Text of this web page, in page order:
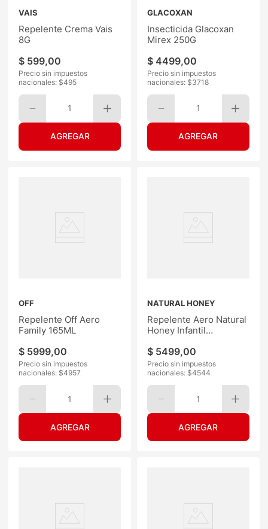
VAIS
Repelente Crema Vais
8G
$ 599,00
Precio sin impuestos
nacionales: $495
1
GLACOXAN
Insecticida Glacoxan
Mirex 250G
$ 4499,00
Precio sin impuestos
nacionales: $3718
1
OFF
Repelente Off Aero
Family 165ML
$ 5999,00
Precio sin impuestos
nacionales: $4957
1
NATURAL HONEY
Repelente Aero Natural
Honey Infantil
$ 5499,00
Precio sin impuestos
nacionales: $4544
1